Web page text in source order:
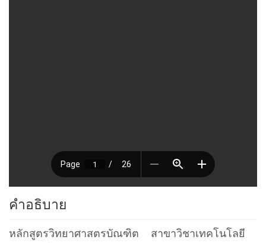
คำอธิบาย
หลักสูตรวิทยาศาสตรบัณฑิต สาขาวิชาเทคโนโลยี